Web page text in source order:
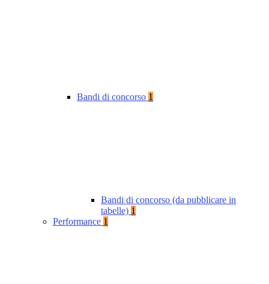
Bandi di concorso 1
Bandi di concorso (da pubblicare in
tabelle) 1
Performance 1